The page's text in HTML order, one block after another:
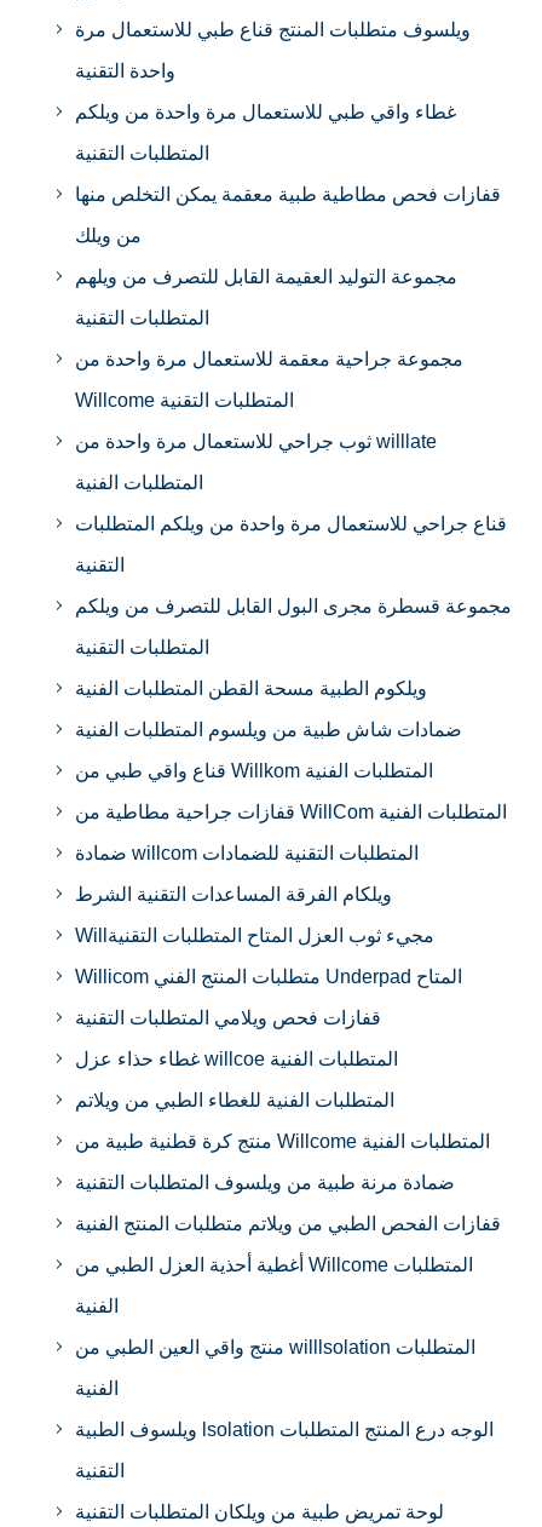
ويلسوف متطلبات المنتج قناع طبي للاستعمال مرة
واحدة التقنية
غطاء واقي طبي للاستعمال مرة واحدة من ويلكم
المتطلبات التقنية
قفازات فحص مطاطية طبية معقمة يمكن التخلص منها
من ويلك
مجموعة التوليد العقيمة القابل للتصرف من ويلهم
المتطلبات التقنية
مجموعة جراحية معقمة للاستعمال مرة واحدة من
Willcome المتطلبات التقنية
ثوب جراحي للاستعمال مرة واحدة من willlate
المتطلبات الفنية
قناع جراحي للاستعمال مرة واحدة من ويلكم المتطلبات
التقنية
مجموعة قسطرة مجرى البول القابل للتصرف من ويلكم
المتطلبات التقنية
ويلكوم الطبية مسحة القطن المتطلبات الفنية
ضمادات شاش طبية من ويلسوم المتطلبات الفنية
قناع واقي طبي من Willkom المتطلبات الفنية
قفازات جراحية مطاطية من WillCom المتطلبات الفنية
ضمادة willcom المتطلبات التقنية للضمادات
ويلكام الفرقة المساعدات التقنية الشرط
Willمجيء ثوب العزل المتاح المتطلبات التقنية
Willicom متطلبات المنتج الفني Underpad المتاح
قفازات فحص ويلامي المتطلبات التقنية
غطاء حذاء عزل willcoe المتطلبات الفنية
المتطلبات الفنية للغطاء الطبي من ويلاتم
منتج كرة قطنية طبية من Willcome المتطلبات الفنية
ضمادة مرنة طبية من ويلسوف المتطلبات التقنية
قفازات الفحص الطبي من ويلاتم متطلبات المنتج الفنية
أغطية أحذية العزل الطبي من Willcome المتطلبات
الفنية
منتج واقي العين الطبي من willlsolation المتطلبات
الفنية
ويلسوف الطبية lsolation الوجه درع المنتج المتطلبات
التقنية
لوحة تمريض طبية من ويلكان المتطلبات التقنية